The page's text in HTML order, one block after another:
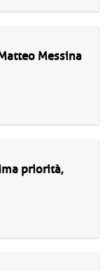
Messina
priorità,